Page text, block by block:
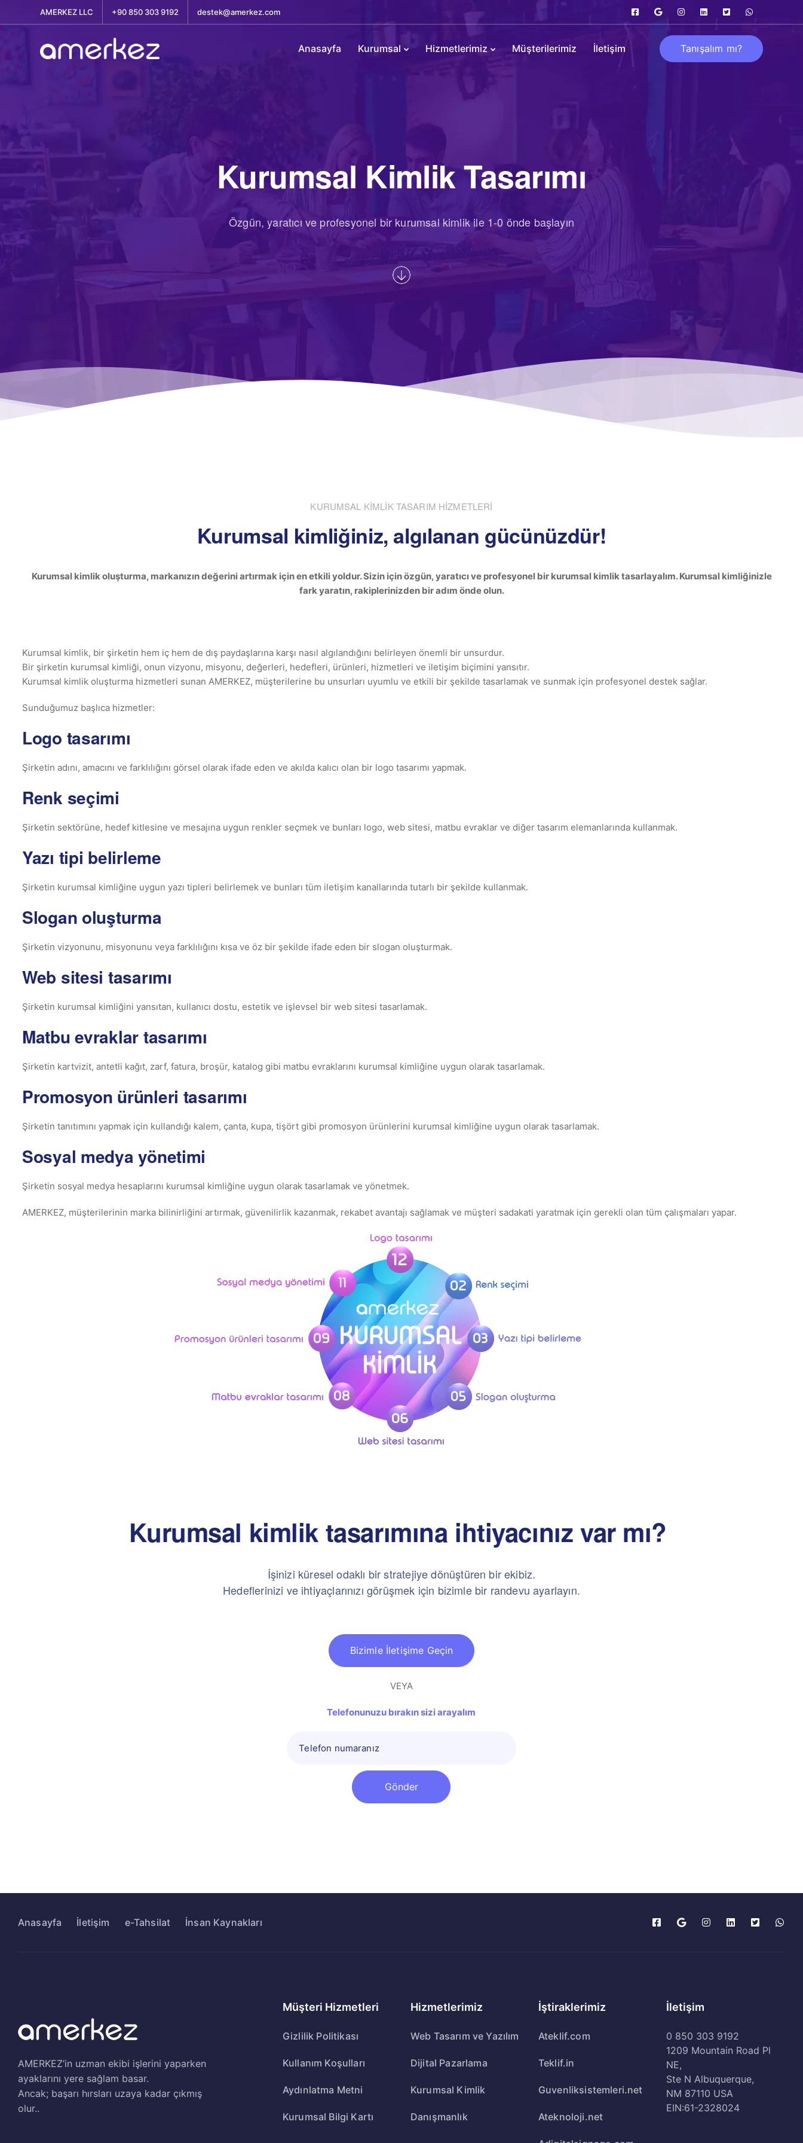
AMERKEZ LLC +90 850 303 9192 destek@amerkez.com
Anasayfa Kurumsal Hizmetlerimiz Müşterilerimiz İletişim Tanışalım mı?
Kurumsal Kimlik Tasarımı
Özgün, yaratıcı ve profesyonel bir kurumsal kimlik ile 1-0 önde başlayın
KURUMSAL KİMLİK TASARIM HİZMETLERİ
Kurumsal kimliğiniz, algılanan gücünüzdür!
Kurumsal kimlik oluşturma, markanızın değerini artırmak için en etkili yoldur. Sizin için özgün, yaratıcı ve profesyonel bir kurumsal kimlik tasarlayalım. Kurumsal kimliğinizle
fark yaratın, rakiplerinizden bir adım önde olun.
Kurumsal kimlik, bir şirketin hem iç hem de dış paydaşlarına karşı nasıl algılandığını belirleyen önemli bir unsurdur.
Bir şirketin kurumsal kimliği, onun vizyonu, misyonu, değerleri, hedefleri, ürünleri, hizmetleri ve iletişim biçimini yansıtır.
Kurumsal kimlik oluşturma hizmetleri sunan AMERKEZ, müşterilerine bu unsurları uyumlu ve etkili bir şekilde tasarlamak ve sunmak için profesyonel destek sağlar.
Sunduğumuz başlıca hizmetler:
Logo tasarımı
Şirketin adını, amacını ve farklılığını görsel olarak ifade eden ve akılda kalıcı olan bir logo tasarımı yapmak.
Renk seçimi
Şirketin sektörüne, hedef kitlesine ve mesajına uygun renkler seçmek ve bunları logo, web sitesi, matbu evraklar ve diğer tasarım elemanlarında kullanmak.
Yazı tipi belirleme
Şirketin kurumsal kimliğine uygun yazı tipleri belirlemek ve bunları tüm iletişim kanallarında tutarlı bir şekilde kullanmak.
Slogan oluşturma
Şirketin vizyonunu, misyonunu veya farklılığını kısa ve öz bir şekilde ifade eden bir slogan oluşturmak.
Web sitesi tasarımı
Şirketin kurumsal kimliğini yansıtan, kullanıcı dostu, estetik ve işlevsel bir web sitesi tasarlamak.
Matbu evraklar tasarımı
Şirketin kartvizit, antetli kağıt, zarf, fatura, broşür, katalog gibi matbu evraklarını kurumsal kimliğine uygun olarak tasarlamak.
Promosyon ürünleri tasarımı
Şirketin tanıtımını yapmak için kullandığı kalem, çanta, kupa, tişört gibi promosyon ürünlerini kurumsal kimliğine uygun olarak tasarlamak.
Sosyal medya yönetimi
Şirketin sosyal medya hesaplarını kurumsal kimliğine uygun olarak tasarlamak ve yönetmek.
AMERKEZ, müşterilerinin marka bilinirliğini artırmak, güvenilirlik kazanmak, rekabet avantajı sağlamak ve müşteri sadakati yaratmak için gerekli olan tüm çalışmaları yapar.
Kurumsal kimlik tasarımına ihtiyacınız var mı?
İşinizi küresel odaklı bir stratejiye dönüştüren bir ekibiz.
Hedeflerinizi ve ihtiyaçlarınızı görüşmek için bizimle bir randevu ayarlayın.
Bizimle İletişime Geçin
VEYA
Telefonunuzu bırakın sizi arayalım
Anasayfa İletişim e-Tahsilat İnsan Kaynakları
AMERKEZ’in uzman ekibi işlerini yaparken
ayaklarını yere sağlam basar.
Ancak; başarı hırsları uzaya kadar çıkmış
olur..
Müşteri Hizmetleri
Gizlilik Politikası
Kullanım Koşulları
Aydınlatma Metni
Kurumsal Bilgi Kartı
Hizmetlerimiz
Web Tasarım ve Yazılım
Dijital Pazarlama
Kurumsal Kimlik
Danışmanlık
İştiraklerimiz
Ateklif.com
Teklif.in
Guvenliksistemleri.net
Ateknoloji.net
İletişim
0 850 303 9192
1209 Mountain Road Pl
NE,
Ste N Albuquerque,
NM 87110 USA
EIN:61-2328024